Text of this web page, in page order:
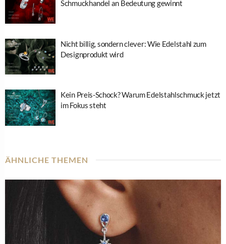
Schmuckhandel an Bedeutung gewinnt
Nicht billig, sondern clever: Wie Edelstahl zum
Designprodukt wird
Kein Preis-Schock? Warum Edelstahlschmuck jetzt
im Fokus steht
ÄHNLICHE THEMEN